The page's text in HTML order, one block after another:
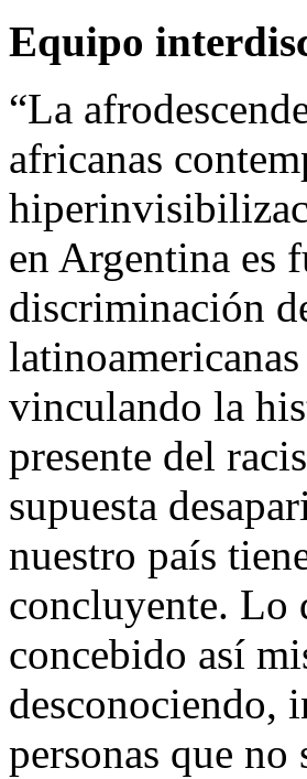
Equipo
“La
africanas
en Argentina es
discriminación
vinculando la
presente del
supuesta
nuestro país
concluyente. Lo
concebido así
desconociendo,
personas que no